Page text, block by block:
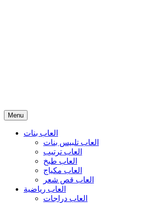
Menu
العاب بنات
العاب تلبيس بنات
العاب ترتيب
العاب طبخ
العاب مكياج
العاب قص شعر
العاب رياضية
العاب دراجات